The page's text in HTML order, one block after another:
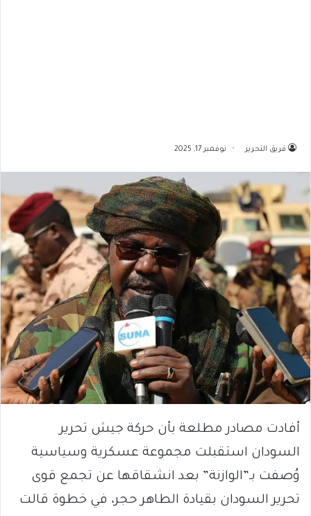
فريق التحرير نوفمبر 17, 2025
أفادت مصادر مطلعة بأن حركة جيش تحرير
السودان استقبلت مجموعة عسكرية وسياسية
وُصفت بـ”الوازنة” بعد انشقاقها عن تجمع قوى
تحرير السودان بقيادة الطاهر حجر، في خطوة قالت